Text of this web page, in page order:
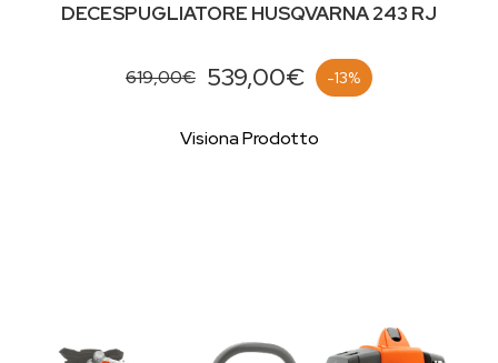
DECESPUGLIATORE HUSQVARNA 243 RJ
619,00€ 539,00€ -13%
Visiona Prodotto